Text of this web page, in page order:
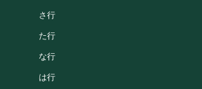
さ行
た行
な行
は行